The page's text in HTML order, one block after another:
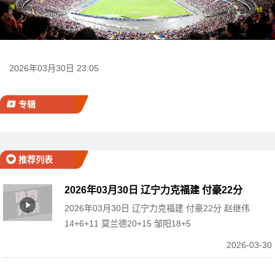
2026年03月30日 23:05
专辑
推荐列表
2026年03月30日 辽宁力克福建 付豪22分
赵继伟14+6+11 莫兰德20+15 邹阳18+5
2026年03月30日 辽宁力克福建 付豪22分 赵继伟
14+6+11 莫兰德20+15 邹阳18+5
2026-03-30